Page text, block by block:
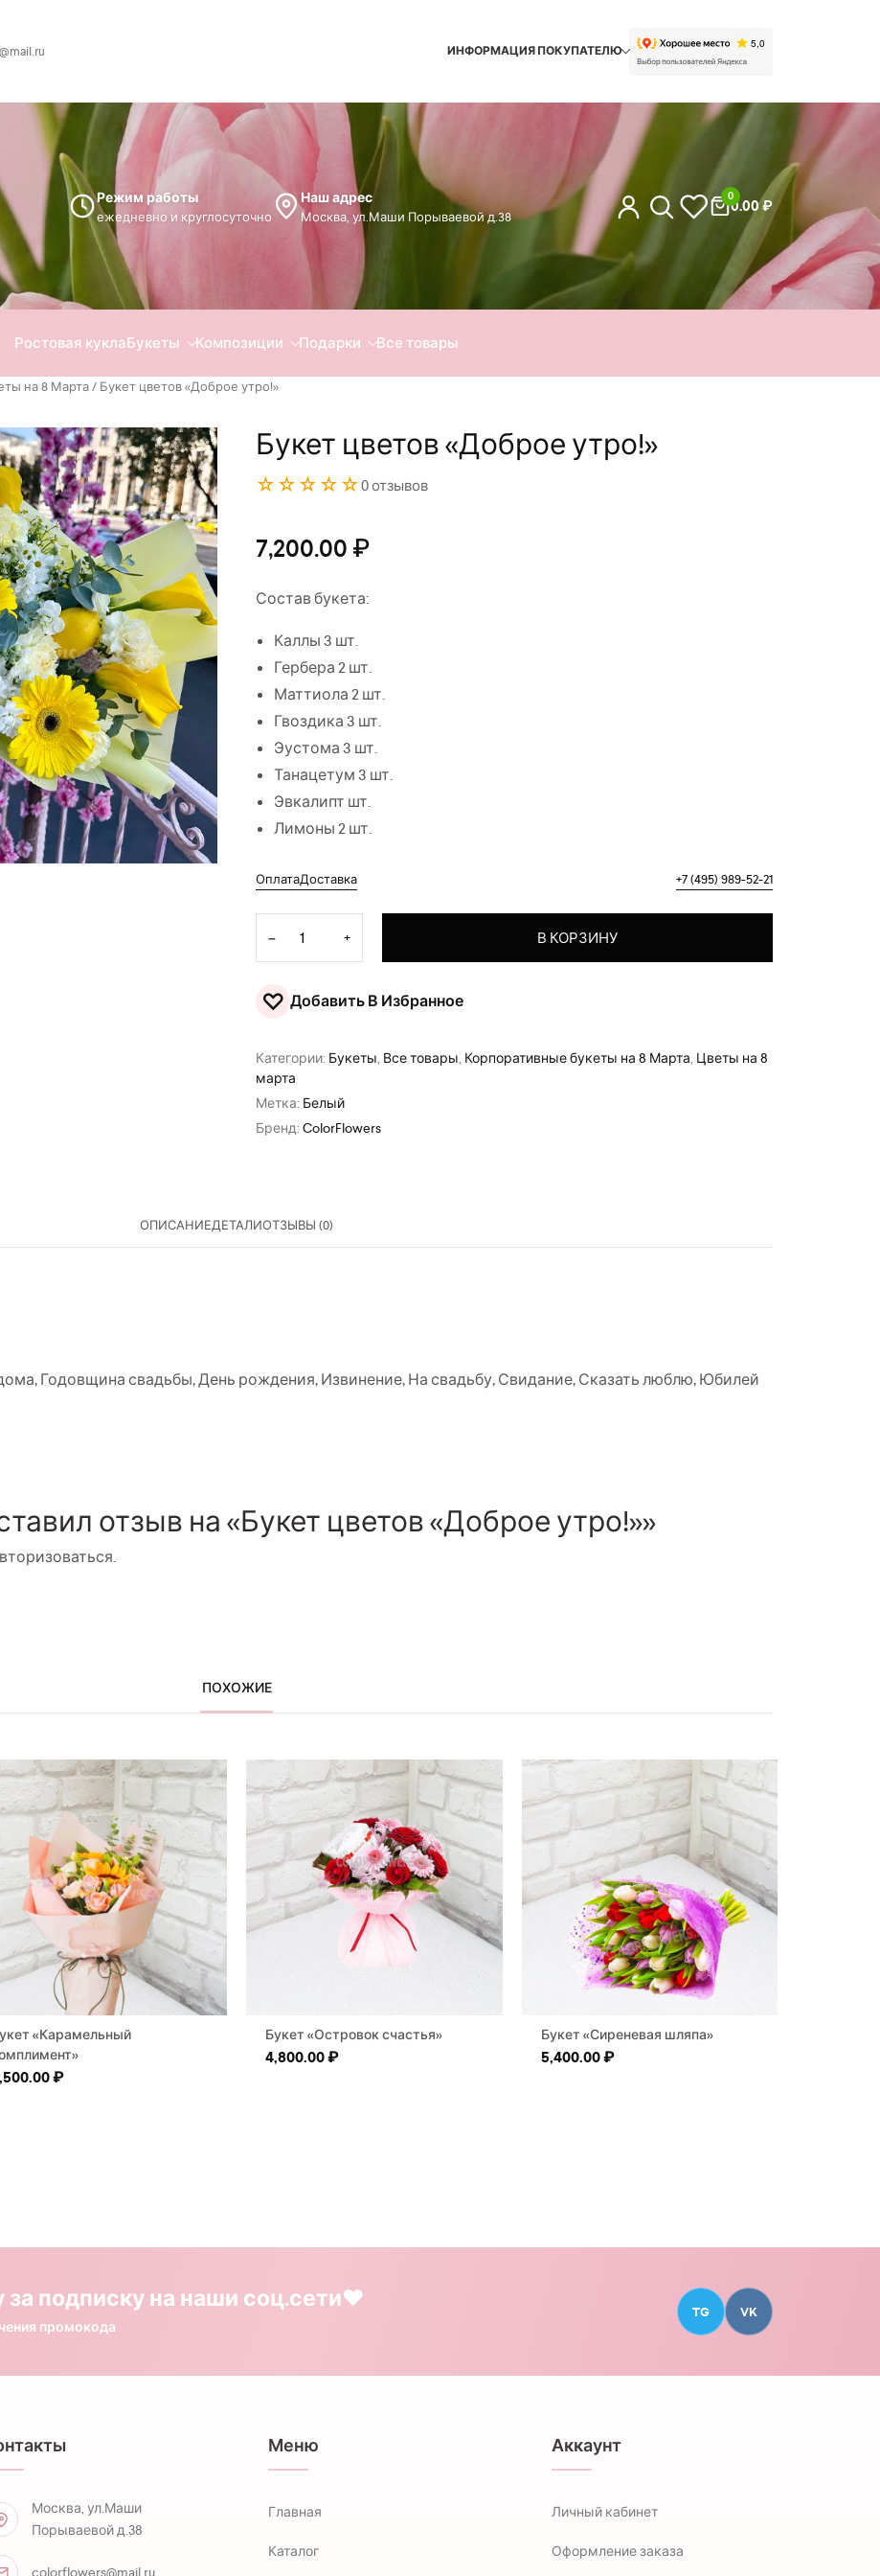
ИНФОРМАЦИЯ ПОКУПАТЕЛЮ
Режим работы
ежедневно и круглосуточно
Наш адрес
Москва, ул.Маши Порываевой д.38
0
0.00₽
Ростовая куклаБукеты Композиции Подарки Все товары
на 8 Марта/ Букет цветов «Доброе утро!»
Букет цветов «Доброе утро!»
☆☆☆☆☆0 отзывов
7,200.00 ₽
Состав букета:
Каллы 3 шт.
Гербера 2 шт.
Маттиола 2 шт.
Гвоздика 3 шт.
Эустома 3 шт.
Танацетум 3 шт.
Эвкалипт шт.
Лимоны 2 шт.
ОплатаДоставка +7 (495) 989-52-21
− + В КОРЗИНУ
♡ Добавить В Избранное
Категории: Букеты, Все товары, Корпоративные букеты на 8 Марта, Цветы на 8
марта
Метка: Белый
Бренд: ColorFlowers
ОПИСАНИЕДЕТАЛИОТЗЫВЫ (0)
,Годовщина свадьбы,День рождения,Извинение,На свадьбу,Свидание,Сказать люблю,Юбилей
отзыв на «Букет цветов «Доброе утро!»»
.
ПОХОЖИЕ
«Карамельный
₽
Букет «Островок счастья»
4,800.00₽
Букет «Сиреневая шляпа»
5,400.00₽
подписку на наши соц.сети❤️
промокода
TG VK
Москва, ул.Маши
Порываевой д.38
colorflowers@mail.ru
Меню
Главная
Каталог
Аккаунт
Личный кабинет
Оформление заказа